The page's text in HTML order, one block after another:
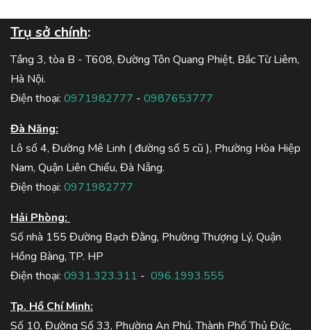
Trụ sở chính:
Tầng 3, tòa B - T608, Đường Tôn Quang Phiệt, Bắc Từ Liêm,
Hà Nội.
Điện thoại: 0971982777 - 0987653777
Đà Năng:
Lô số 4, Đường Mê Linh ( đường số 5 cũ ), Phường Hòa Hiệp
Nam, Quận Liên Chiểu, Đà Nẵng.
Điện thoại: 0971982777
Hải Phòng:
Số nhà 155 Đường Bạch Đằng, Phường Thượng Lý, Quận
Hồng Bàng, TP. HP
Điện thoại: 0931.323.311 - 096.1993.555
Tp. Hồ Chí Minh:
Số 10, Đường Số 33, Phường An Phú, Thành Phố Thủ Đức,